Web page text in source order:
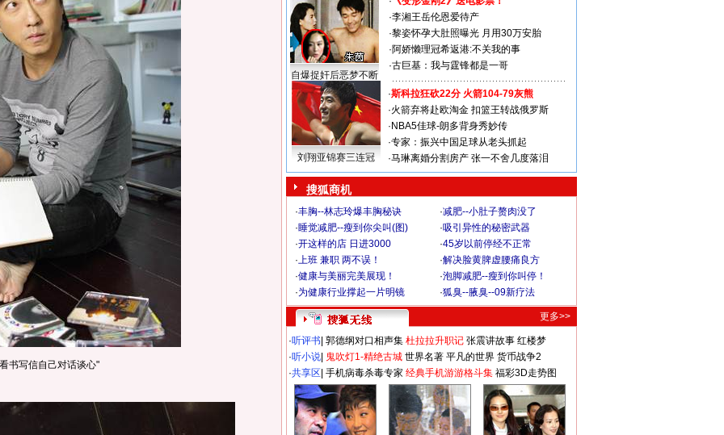
书写信自己对话谈心"
自爆捉奸后恶梦不断
·李湘王岳伦恩爱待产
·黎姿怀孕大肚照曝光 月用30万安胎
·阿娇懒理冠希返港:不关我的事
·古巨基：我与霆锋都是一哥
刘翔亚锦赛三连冠
·斯科拉狂砍22分 火箭104-79灰熊
·火箭弃将赴欧淘金 扣篮王转战俄罗斯
· NBA5佳球-朗多背身秀妙传
·专家：振兴中国足球从老头抓起
·马琳离婚分割房产 张一不舍几度落泪
搜狐商机
·丰胸--林志玲爆丰胸秘诀 ·减肥--小肚子赘肉没了
·睡觉减肥--瘦到你尖叫(图) ·吸引异性的秘密武器
·开这样的店 日进3000 ·45岁以前停经不正常
·上班 兼职 两不误！ ·解决脸黄脾虚腰痛良方
·健康与美丽完美展现！ ·泡脚减肥--瘦到你叫停！
·为健康行业撑起一片明镜 ·狐臭--腋臭--09新疗法
更多>>
·听评书 郭德纲对口相声集 杜拉拉升职记 张震讲故事 红楼梦
·听小说 鬼吹灯1-精绝古城 世界名著 平凡的世界 货币战争2
·共享区 手机病毒杀毒专家 经典手机游游格斗集 福彩3D走势图